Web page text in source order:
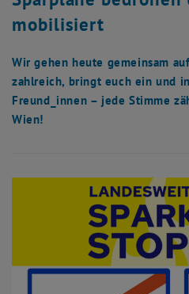
mobilisiert
Wir gehen heute gemeinsam
zahlreich, bringt euch ein und
Freund_innen – jede Stimme
Wien!